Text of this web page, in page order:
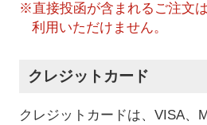
※直接投函が含まれるご注文
利用いただけません。
クレジットカード
クレジットカードは、VISA、